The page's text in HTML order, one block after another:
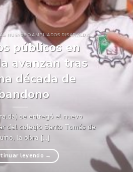
NUEVOS O AMPLIADOS RISARALDA
públicos en
avanzan tras
década de
se entregó el nuevo
del colegio Santo Tomás de
la obra [...]
leyendo →